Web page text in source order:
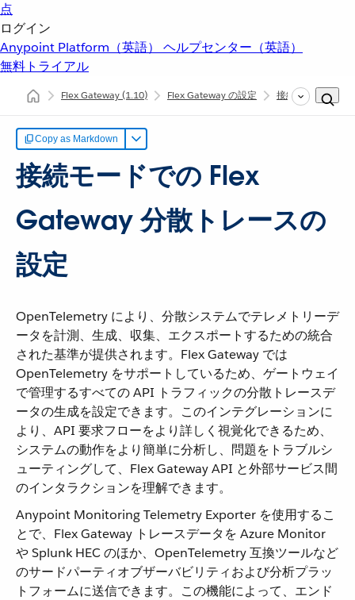
点
ログイン
Anypoint Platform（英語） ヘルプセンター（英語）
無料トライアル
Flex Gateway(1.10) Flex Gateway の設定 接続モードでの
Copy as Markdown
接続モードでの Flex
Gateway 分散トレースの
設定
OpenTelemetry により、分散システムでテレメトリーデ
ータを計測、生成、収集、エクスポートするための統合
された基準が提供されます。Flex Gateway では
OpenTelemetry をサポートしているため、ゲートウェイ
で管理するすべての API トラフィックの分散トレースデ
ータの生成を設定できます。このインテグレーションに
より、API 要求フローをより詳しく視覚化できるため、
システムの動作をより簡単に分析し、問題をトラブルシ
ューティングして、Flex Gateway API と外部サービス間
のインタラクションを理解できます。
Anypoint Monitoring Telemetry Exporter を使用するこ
とで、Flex Gateway トレースデータを Azure Monitor
や Splunk HEC のほか、OpenTelemetry 互換ツールなど
のサードパーティオブザーバビリティおよび分析プラッ
トフォームに送信できます。この機能によって、エンド